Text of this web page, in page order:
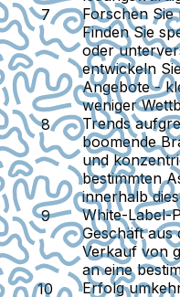
Forschen Sie
Finden Sie
oder
entwickeln
Angebote -
weniger
Trends
boomende
und
bestimmten
innerhalb
White-Label-
Geschäft aus
Verkauf von
an eine
Erfolg